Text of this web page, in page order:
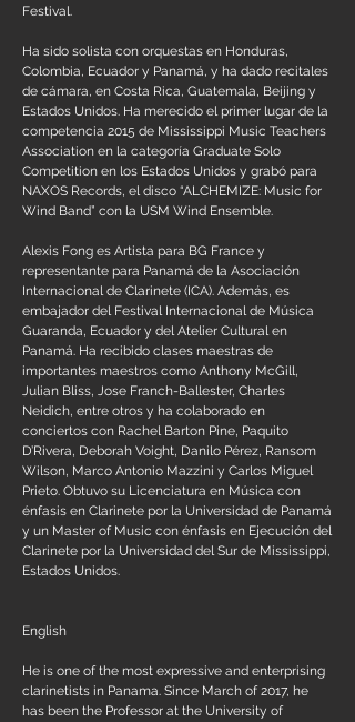
Festival.
Ha sido solista con orquestas en Honduras,
Colombia, Ecuador y Panamá, y ha dado recitales
de cámara, en Costa Rica, Guatemala, Beijing y
Estados Unidos. Ha merecido el primer lugar de la
competencia 2015 de Mississippi Music Teachers
Association en la categoría Graduate Solo
Competition en los Estados Unidos y grabó para
NAXOS Records, el disco “ALCHEMIZE: Music for
Wind Band” con la USM Wind Ensemble.
Alexis Fong es Artista para BG France y
representante para Panamá de la Asociación
Internacional de Clarinete (ICA). Además, es
embajador del Festival Internacional de Música
Guaranda, Ecuador y del Atelier Cultural en
Panamá. Ha recibido clases maestras de
importantes maestros como Anthony McGill,
Julian Bliss, Jose Franch-Ballester, Charles
Neidich, entre otros y ha colaborado en
conciertos con Rachel Barton Pine, Paquito
D’Rivera, Deborah Voight, Danilo Pérez, Ransom
Wilson, Marco Antonio Mazzini y Carlos Miguel
Prieto. Obtuvo su Licenciatura en Música con
énfasis en Clarinete por la Universidad de Panamá
y un Master of Music con énfasis en Ejecución del
Clarinete por la Universidad del Sur de Mississippi,
Estados Unidos.
English
He is one of the most expressive and enterprising
clarinetists in Panama. Since March of 2017, he
has been the Professor at the University of